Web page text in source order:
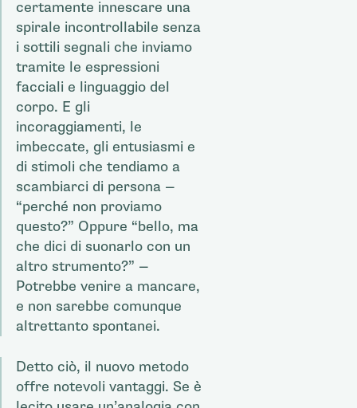
certamente innescare una
spirale incontrollabile senza
i sottili segnali che inviamo
tramite le espressioni
facciali e linguaggio del
corpo. E gli
incoraggiamenti, le
imbeccate, gli entusiasmi e
di stimoli che tendiamo a
scambiarci di persona —
“perché non proviamo
questo?” Oppure “bello, ma
che dici di suonarlo con un
altro strumento?” —
Potrebbe venire a mancare,
e non sarebbe comunque
altrettanto spontanei.
Detto ciò, il nuovo metodo
offre notevoli vantaggi. Se è